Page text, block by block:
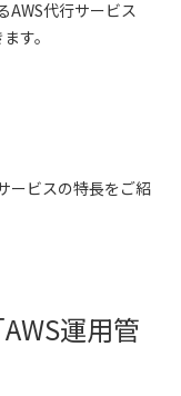
AWS代行サービス
す。
ービスの特長をご紹
運用管